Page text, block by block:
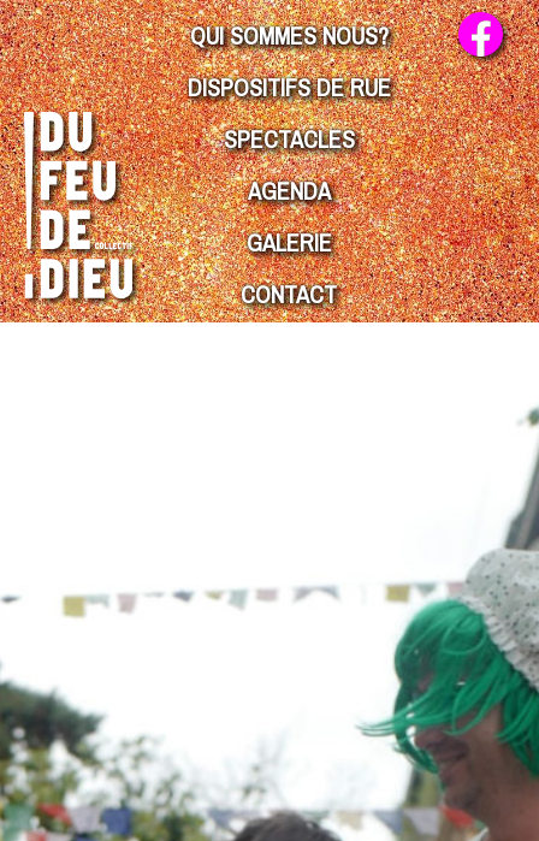
QUI SOMMES NOUS?
DISPOSITIFS DE RUE
SPECTACLES
AGENDA
GALERIE
CONTACT